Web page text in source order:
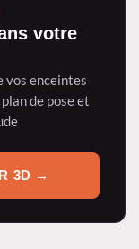
votre
vos enceintes
de pose et
3D →